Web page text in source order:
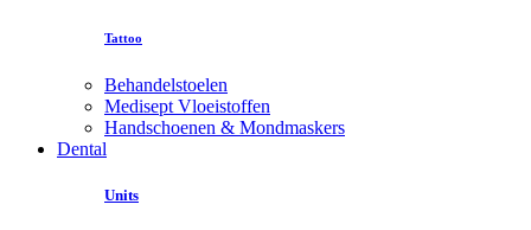
Tattoo
Behandelstoelen
Medisept Vloeistoffen
Handschoenen & Mondmaskers
Dental
Units